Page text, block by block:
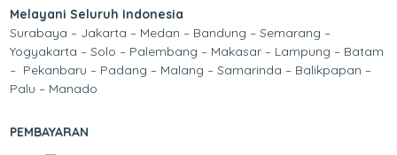
Melayani Seluruh Indonesia
Surabaya – Jakarta – Medan – Bandung – Semarang –
Yogyakarta – Solo – Palembang – Makasar – Lampung – Batam
– Pekanbaru – Padang – Malang – Samarinda – Balikpapan –
Palu – Manado
PEMBAYARAN